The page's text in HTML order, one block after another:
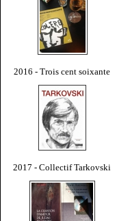
2016 - Trois cent soixante
2017 - Collectif Tarkovski